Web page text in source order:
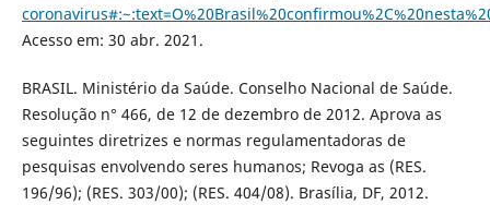
Acesso em: 30 abr. 2021.
BRASIL. Ministério da Saúde. Conselho Nacional de Saúde.
Resolução n° 466, de 12 de dezembro de 2012. Aprova as
seguintes diretrizes e normas regulamentadoras de
pesquisas envolvendo seres humanos; Revoga as (RES.
196/96); (RES. 303/00); (RES. 404/08). Brasília, DF, 2012.